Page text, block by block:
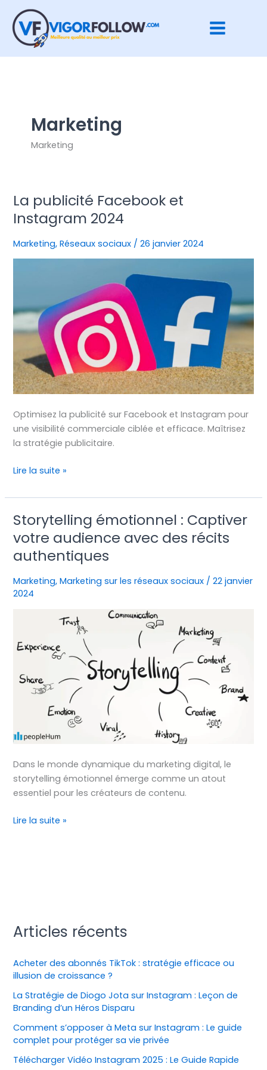
contenu
Marketing
Marketing
La publicité Facebook et
Instagram 2024
Marketing,Réseaux sociaux /26 janvier 2024
Optimisez la publicité sur Facebook et Instagram pour
une visibilité commerciale ciblée et efficace. Maîtrisez
la stratégie publicitaire.
La
publicité
Facebook
et
Lire la suite »
Storytelling émotionnel : Captiver
votre audience avec des récits
authentiques
Marketing,Marketing sur les réseaux sociaux /22 janvier
2024
Dans le monde dynamique du marketing digital, le
storytelling émotionnel émerge comme un atout
essentiel pour les créateurs de contenu.
Storytelling
émotionnel
Captiver
votre
audience
authentiques
Lire la suite »
Articles récents
Acheter des abonnés TikTok : stratégie efficace ou
illusion de croissance ?
La Stratégie de Diogo Jota sur Instagram : Leçon de
Branding d’un Héros Disparu
Comment s’opposer à Meta sur Instagram : Le guide
complet pour protéger sa vie privée
Télécharger Vidéo Instagram 2025 : Le Guide Rapide